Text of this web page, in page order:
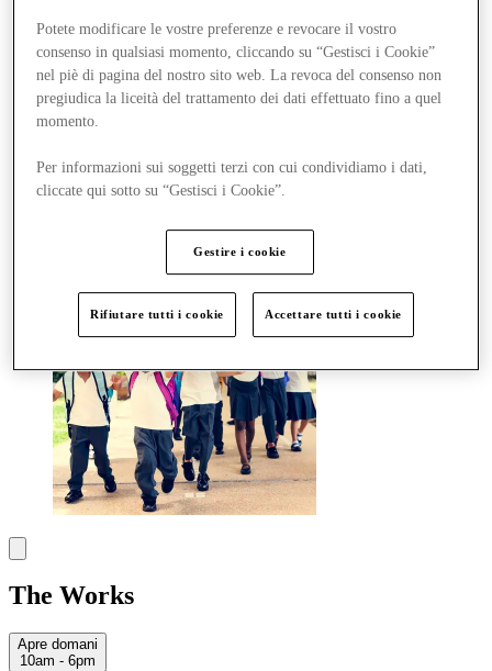
Negozi
Offerte
Pianifica la tua visita
Cosa c'è in programma
Mangia e Bevi
Servizi
Mappa del Centro
The Works
Apre domani
10am - 6pm
Potete modificare le vostre preferenze e revocare il vostro
consenso in qualsiasi momento, cliccando su “Gestisci i Cookie”
nel piè di pagina del nostro sito web. La revoca del consenso non
pregiudica la liceità del trattamento dei dati effettuato fino a quel
momento.
Per informazioni sui soggetti terzi con cui condividiamo i dati,
cliccate qui sotto su “Gestisci i Cookie”.
Gestire i cookie
Rifiutare tutti i cookie Accettare tutti i cookie